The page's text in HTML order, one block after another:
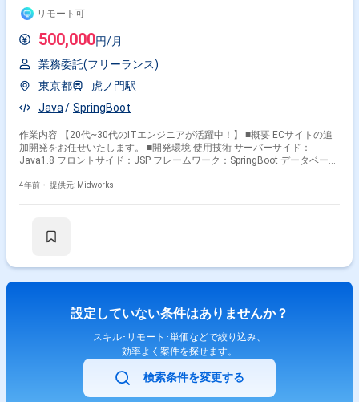
リモート可
500,000円/月
業務委託(フリーランス)
東京都
虎ノ門駅
Java
SpringBoot
作業内容 【20代~30代のITエンジニアが活躍中！】 ■概要 ECサイトの追
加開発をお任せいたします。 ■開発環境 使用技術 サーバーサイド：
Java1.8 フロントサイド：JSP フレームワーク：SpringBoot データベー
スク管理) ・svn(ソースコード管理) ・Microsoft Teams(チャット用) ・
4年前・ 提供元: Midworks
設定していない条件はありませんか？
スキル･リモート･単価などで絞り込み、
効率よく案件を探せます。
検索条件を変更する